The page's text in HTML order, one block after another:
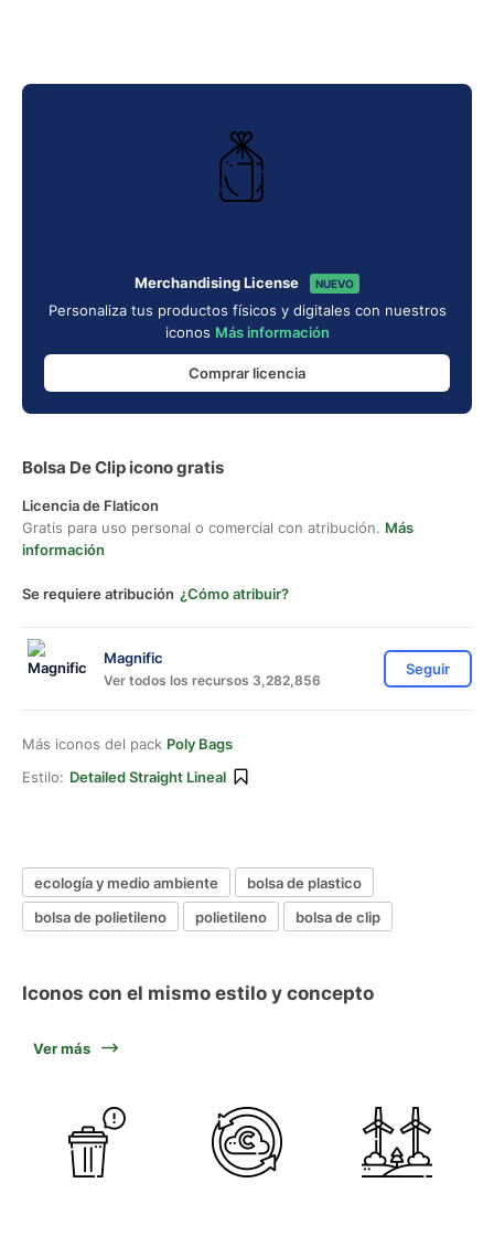
Merchandising License NUEVO
Personaliza tus productos físicos y digitales con nuestros
iconos Más información
Comprar licencia
Bolsa De Clip icono gratis
Licencia de Flaticon
Gratis para uso personal o comercial con atribución. Más
información
Se requiere atribución ¿Cómo atribuir?
Magnific
Ver todos los recursos 3,282,856
Seguir
Más iconos del pack Poly Bags
Estilo: Detailed Straight Lineal
ecología y medio ambiente
bolsa de plastico
bolsa de polietileno
polietileno bolsa de clip
Iconos con el mismo estilo y concepto
Ver más